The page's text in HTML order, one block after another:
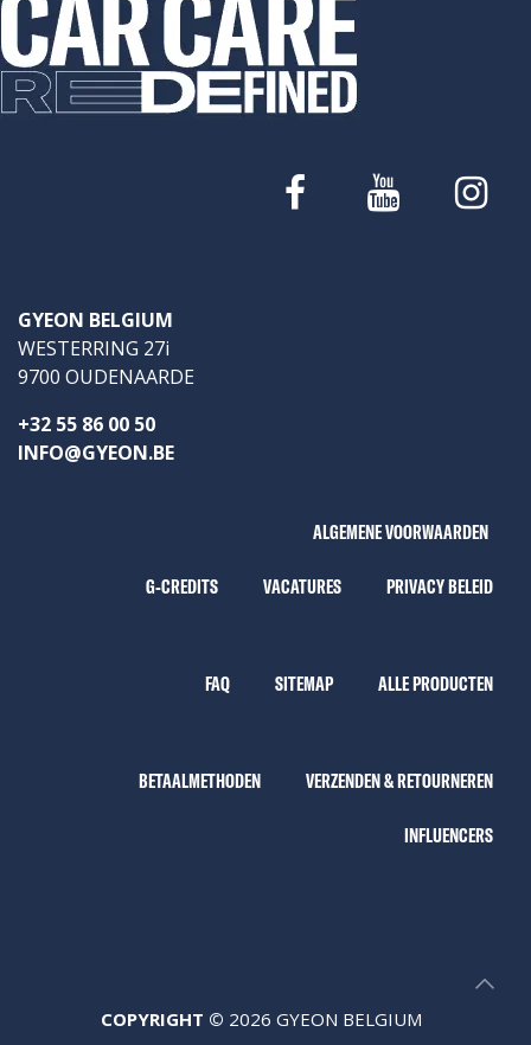
GYEON BELGIUM
WESTERRING 27i
9700 OUDENAARDE
+32 55 86 00 50
INFO@GYEON.BE
ALGEMENE VOORWAARDEN
G-CREDITS VACATURES PRIVACY BELEID
FAQ SITEMAP ALLE PRODUCTEN
BETAALMETHODEN VERZENDEN & RETOURNEREN
INFLUENCERS
COPYRIGHT © 2026 GYEON BELGIUM